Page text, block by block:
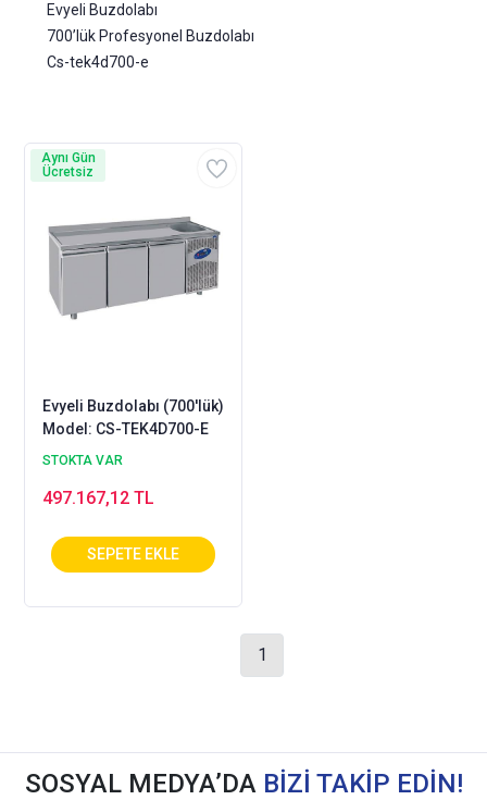
Evyeli Buzdolabı
700’lük Profesyonel Buzdolabı
Cs-tek4d700-e
Evyeli Buzdolabı (700'lük)
Model: CS-TEK4D700-E
STOKTA VAR
497.167,12 TL
Aynı Gün
Ücretsiz
1
SOSYAL MEDYA’DA BİZİ TAKİP EDİN!